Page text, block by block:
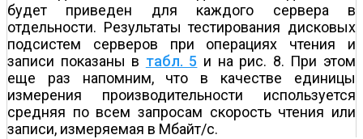
будет приведен для каждого сервера в
отдельности. Результаты тестирования дисковых
подсистем серверов при операциях чтения и
записи показаны в табл. 5 и на рис. 8. При этом
еще раз напомним, что в качестве единицы
измерения производительности используется
средняя по всем запросам скорость чтения или
записи, измеряемая в Мбайт/с.